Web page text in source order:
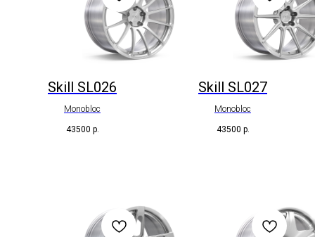
Skill SL026
Monobloc
43500 р.
Skill SL027
Monobloc
43500 р.